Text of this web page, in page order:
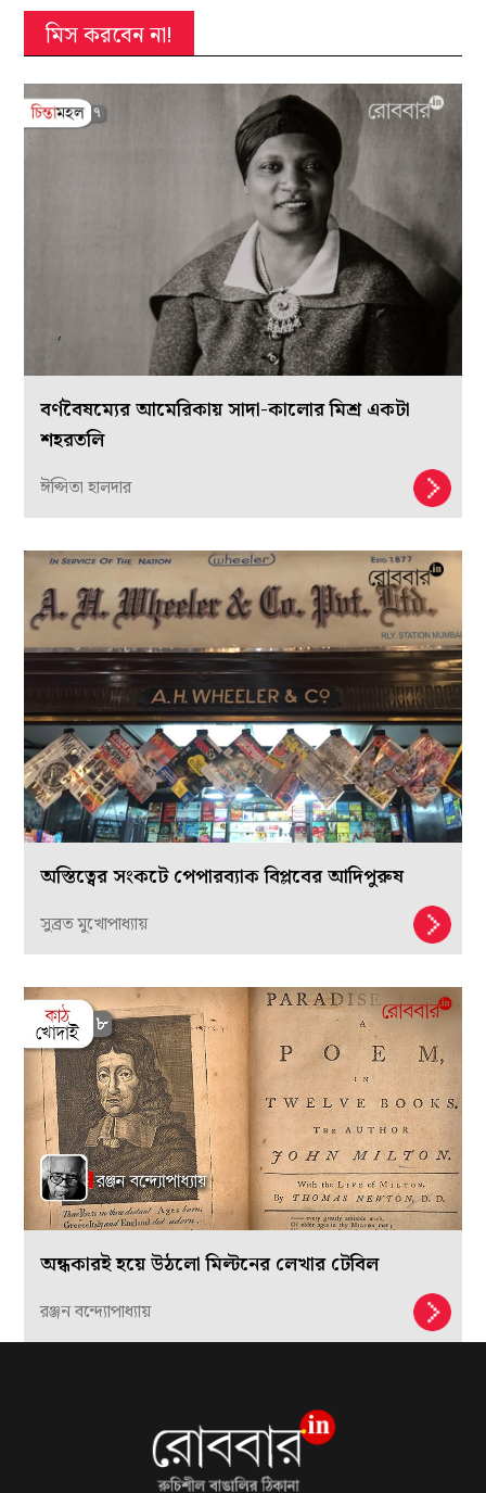
মিস করবেন না!
বর্ণবৈষম্যের আমেরিকায় সাদা-কালোর মিশ্র একটা
শহরতলি
ঈপ্সিতা হালদার
অস্তিত্বের সংকটে পেপারব্যাক বিপ্লবের আদিপুরুষ
সুব্রত মুখোপাধ্যায়
অন্ধকারই হয়ে উঠলো মিল্টনের লেখার টেবিল
রঞ্জন বন্দ্যোপাধ্যায়